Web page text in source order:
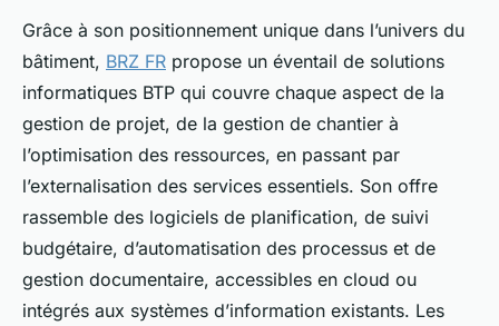
Grâce à son positionnement unique dans l’univers du
bâtiment, BRZ FR propose un éventail de solutions
informatiques BTP qui couvre chaque aspect de la
gestion de projet, de la gestion de chantier à
l’optimisation des ressources, en passant par
l’externalisation des services essentiels. Son offre
rassemble des logiciels de planification, de suivi
budgétaire, d’automatisation des processus et de
gestion documentaire, accessibles en cloud ou
intégrés aux systèmes d’information existants. Les